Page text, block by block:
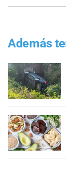
Además